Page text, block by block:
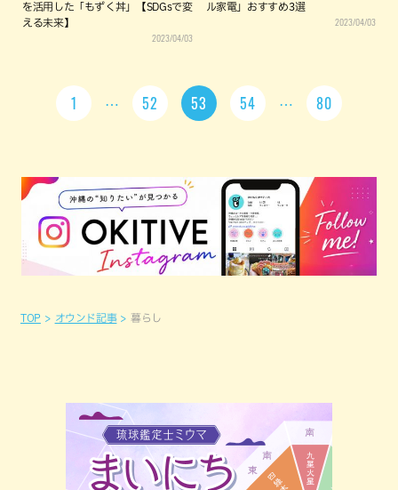
を活用した「もずく丼」【SDGsで変
える未来】
2023/04/03
ル家電」おすすめ3選
2023/04/03
1 52 53 54 80
TOP オウンド記事 暮らし